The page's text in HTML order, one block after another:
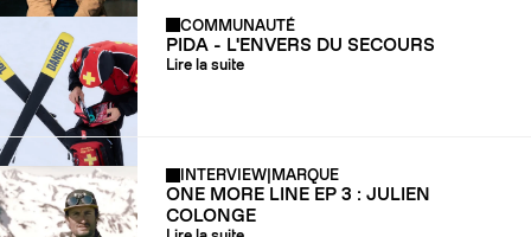
COMMUNAUTÉ
PIDA - L'ENVERS DU SECOURS
Lire la suite
INTERVIEW MARQUE
ONE MORE LINE EP 3 : JULIEN
COLONGE